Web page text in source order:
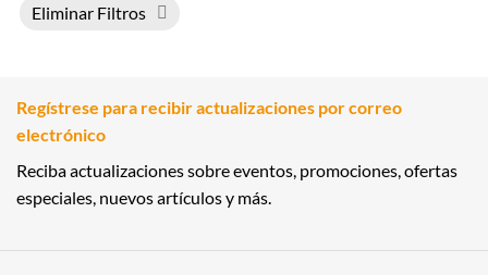
Eliminar Filtros
Regístrese para recibir actualizaciones por correo
electrónico
Reciba actualizaciones sobre eventos, promociones, ofertas
especiales, nuevos artículos y más.